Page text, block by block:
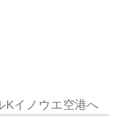
イノウエ空港へ